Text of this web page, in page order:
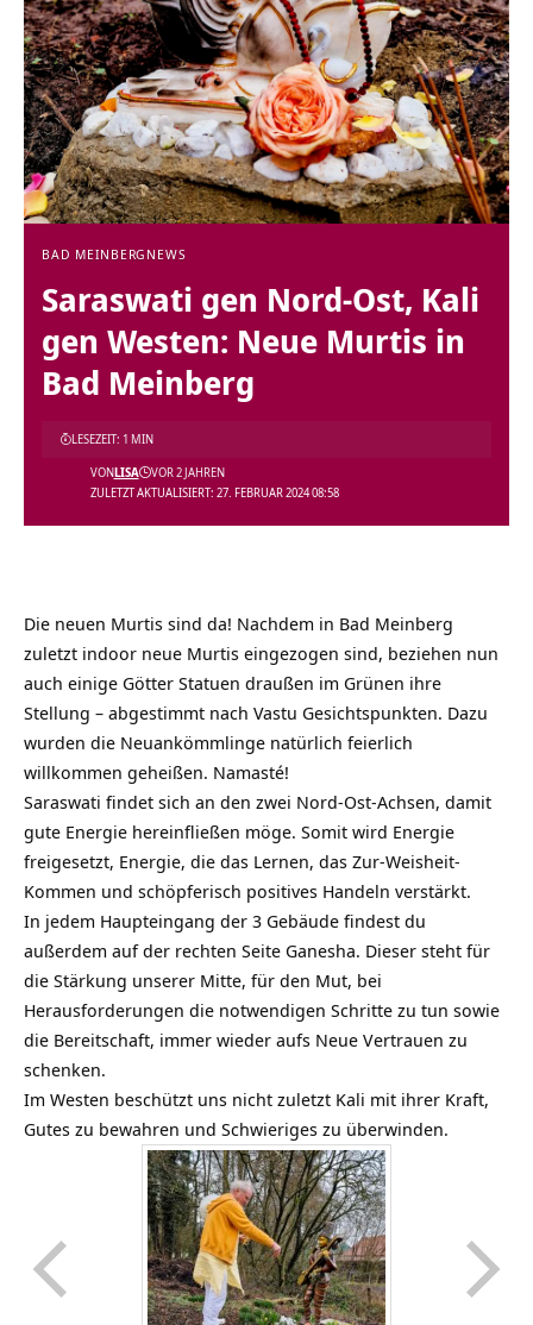
BAD MEINBERG NEWS
Saraswati gen Nord-Ost, Kali
gen Westen: Neue Murtis in
Bad Meinberg
ZULETZT AKTUALISIERT: 27. FEBRUAR 2024 08:58
VONLISA VOR 2 JAHREN
LESEZEIT: 1 MIN
Die neuen Murtis sind da! Nachdem in Bad Meinberg
zuletzt indoor neue Murtis eingezogen sind, beziehen nun
auch einige Götter Statuen draußen im Grünen ihre
Stellung – abgestimmt nach Vastu Gesichtspunkten. Dazu
wurden die Neuankömmlinge natürlich feierlich
willkommen geheißen. Namasté!
Saraswati findet sich an den zwei Nord-Ost-Achsen, damit
gute Energie hereinfließen möge. Somit wird Energie
freigesetzt, Energie, die das Lernen, das Zur-Weisheit-
Kommen und schöpferisch positives Handeln verstärkt.
In jedem Haupteingang der 3 Gebäude findest du
außerdem auf der rechten Seite Ganesha. Dieser steht für
die Stärkung unserer Mitte, für den Mut, bei
Herausforderungen die notwendigen Schritte zu tun sowie
die Bereitschaft, immer wieder aufs Neue Vertrauen zu
schenken.
Im Westen beschützt uns nicht zuletzt Kali mit ihrer Kraft,
Gutes zu bewahren und Schwieriges zu überwinden.